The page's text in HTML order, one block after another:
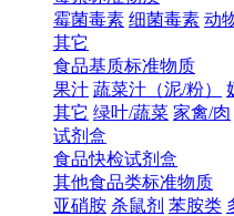
霉菌毒素 细菌毒素 动
其它
食品基质标准物质
果汁 蔬菜汁（泥/粉）
其它 绿叶/蔬菜 家禽/肉
试剂盒
食品快检试剂盒
其他食品类标准物质
亚硝胺 杀鼠剂 苯胺类